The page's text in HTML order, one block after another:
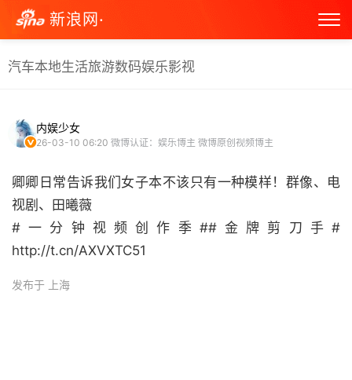
新浪网·
汽车本地生活旅游数码娱乐影视
内娱少女
26-03-10 06:20 微博认证：娱乐博主 微博原创视频博主
卿卿日常告诉我们女子本不该只有一种模样！群像、电
视剧、田曦薇
#一分钟视频创作季##金牌剪刀手#
http://t.cn/AXVXTC51 ​
发布于 上海